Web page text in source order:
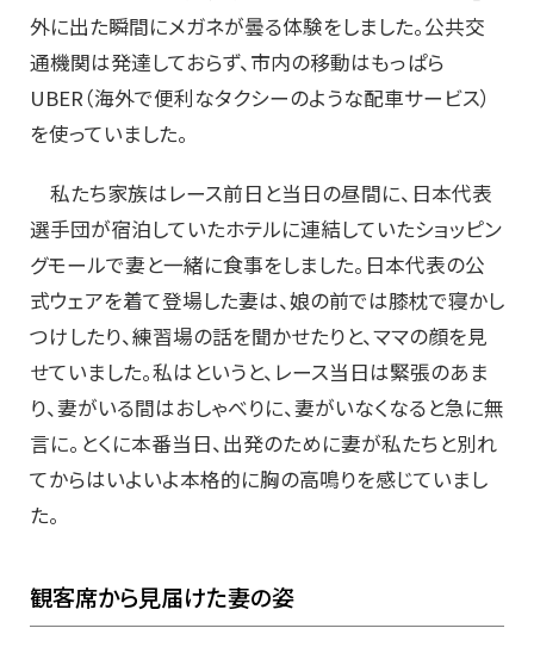
外に出た瞬間にメガネが曇る体験をしました。公共交
通機関は発達しておらず、市内の移動はもっぱら
UBER（海外で便利なタクシーのような配車サービス）
を使っていました。
私たち家族はレース前日と当日の昼間に、日本代表
選手団が宿泊していたホテルに連結していたショッピン
グモールで妻と一緒に食事をしました。日本代表の公
式ウェアを着て登場した妻は、娘の前では膝枕で寝かし
つけしたり、練習場の話を聞かせたりと、ママの顔を見
せていました。私はというと、レース当日は緊張のあま
り、妻がいる間はおしゃべりに、妻がいなくなると急に無
言に。とくに本番当日、出発のために妻が私たちと別れ
てからはいよいよ本格的に胸の高鳴りを感じていまし
た。
観客席から見届けた妻の姿